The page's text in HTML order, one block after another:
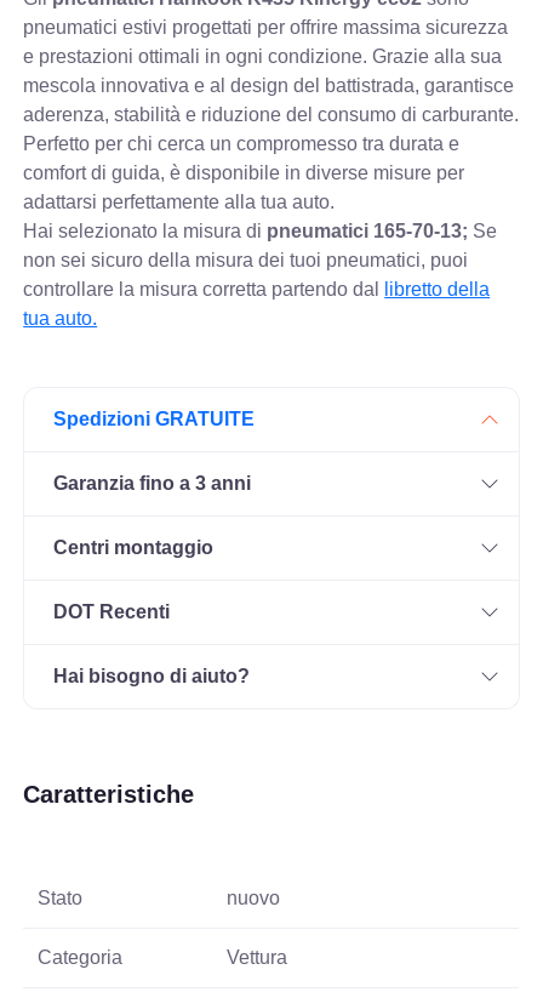
pneumatici estivi progettati per offrire massima sicurezza
e prestazioni ottimali in ogni condizione. Grazie alla sua
mescola innovativa e al design del battistrada, garantisce
aderenza, stabilità e riduzione del consumo di carburante.
Perfetto per chi cerca un compromesso tra durata e
comfort di guida, è disponibile in diverse misure per
adattarsi perfettamente alla tua auto.
Hai selezionato la misura di pneumatici 165-70-13; Se
non sei sicuro della misura dei tuoi pneumatici, puoi
controllare la misura corretta partendo dal
libretto della
tua auto.
Spedizioni GRATUITE
Garanzia fino a 3 anni
Centri montaggio
DOT Recenti
Hai bisogno di aiuto?
Caratteristiche
Stato nuovo
Categoria Vettura